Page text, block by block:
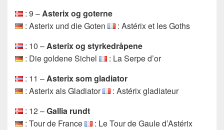
: 9 –Asterix og goterne
: Asterix und die Goten
: Astérix et les Goths
: 10 –Asterix og styrkedråpene
: Die goldene Sichel
: La Serpe d’or
: 11 –Asterix som gladiator
: Asterix als Gladiator
: Astérix gladiateur
: 12 –Gallia rundt
: Tour de France
: Le Tour de Gaule d’Astérix